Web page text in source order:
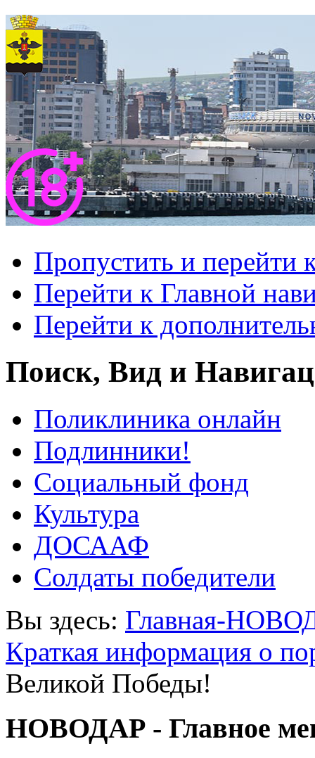
Пропустить и перейти
Перейти к Главной
Перейти к
Поиск, Вид и
Поликлиника онлайн
Подлинники!
Социальный фонд
Культура
ДОСААФ
Солдаты победители
Вы здесь: Главная-
Краткая информация о
Великой Победы!
НОВОДАР - Главное